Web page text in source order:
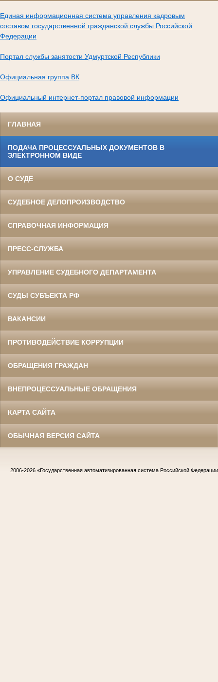
Единая информационная система управления кадровым
составом государственной гражданской службы Российской
Федерации
Портал службы занятости Удмуртской Республики
Официальная группа ВК
Официальный интернет-портал правовой информации
ГЛАВНАЯ
ПОДАЧА ПРОЦЕССУАЛЬНЫХ ДОКУМЕНТОВ В
ЭЛЕКТРОННОМ ВИДЕ
О СУДЕ
СУДЕБНОЕ ДЕЛОПРОИЗВОДСТВО
СПРАВОЧНАЯ ИНФОРМАЦИЯ
ПРЕСС-СЛУЖБА
УПРАВЛЕНИЕ СУДЕБНОГО ДЕПАРТАМЕНТА
СУДЫ СУБЪЕКТА РФ
ВАКАНСИИ
ПРОТИВОДЕЙСТВИЕ КОРРУПЦИИ
ОБРАЩЕНИЯ ГРАЖДАН
ВНЕПРОЦЕССУАЛЬНЫЕ ОБРАЩЕНИЯ
КАРТА САЙТА
ОБЫЧНАЯ ВЕРСИЯ САЙТА
2006-2026 «Государственная автоматизированная система Российской